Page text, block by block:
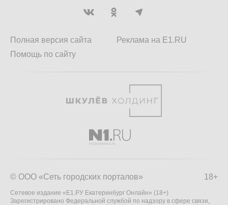
Полная версия сайта
Помощь по сайту
Реклама на E1.RU
18+
© ООО «Сеть городских порталов»
Сетевое издание «Е1.РУ Екатеринбург Онлайн» (18+)
Зарегистрировано Федеральной службой по надзору в сфере связи,